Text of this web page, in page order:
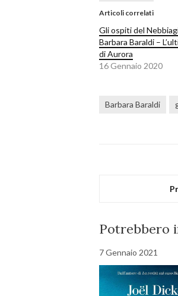
Articoli correlati
Gli ospiti del
Barbara Baraldi –
di Aurora
16 Gennaio 2020
Barbara Baraldi
Potrebbero
7 Gennaio 2021